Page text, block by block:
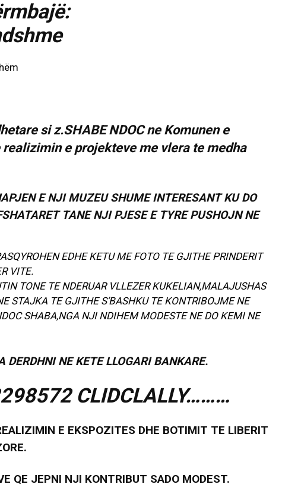
si z.SHABE NDOC ne Komunen e
e projekteve me vlera te medha
E NJI MUZEU SHUME INTERESANT KU DO
TANE NJI PJESE E TYRE PUSHOJN NE
EDHE KETU ME FOTO TE GJITHE PRINDERIT
VITE.
TONE TE NDERUAR VLLEZER KUKELIAN,MALAJUSHAS
STAJKA TE GJITHE S’BASHKU TE KONTRIBOJME NE
SHABA,NGA NJI NDIHEM MODESTE NE DO KEMI NE
NE KETE LLOGARI BANKARE.
CLIDCLALLY………
E EKSPOZITES DHE BOTIMIT TE LIBERIT
QE JEPNI NJI KONTRIBUT SADO MODEST.